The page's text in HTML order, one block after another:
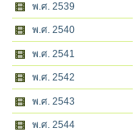
พ.ศ. 2539
พ.ศ. 2540
พ.ศ. 2541
พ.ศ. 2542
พ.ศ. 2543
พ.ศ. 2544